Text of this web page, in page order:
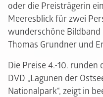
oder die Preisträgerin
Meeresblick für zwei
wunderschöne Bildband
Thomas Grundner und
Die Preise 4.-10. runden
DVD „Lagunen der
Nationalpark“, zeigt in